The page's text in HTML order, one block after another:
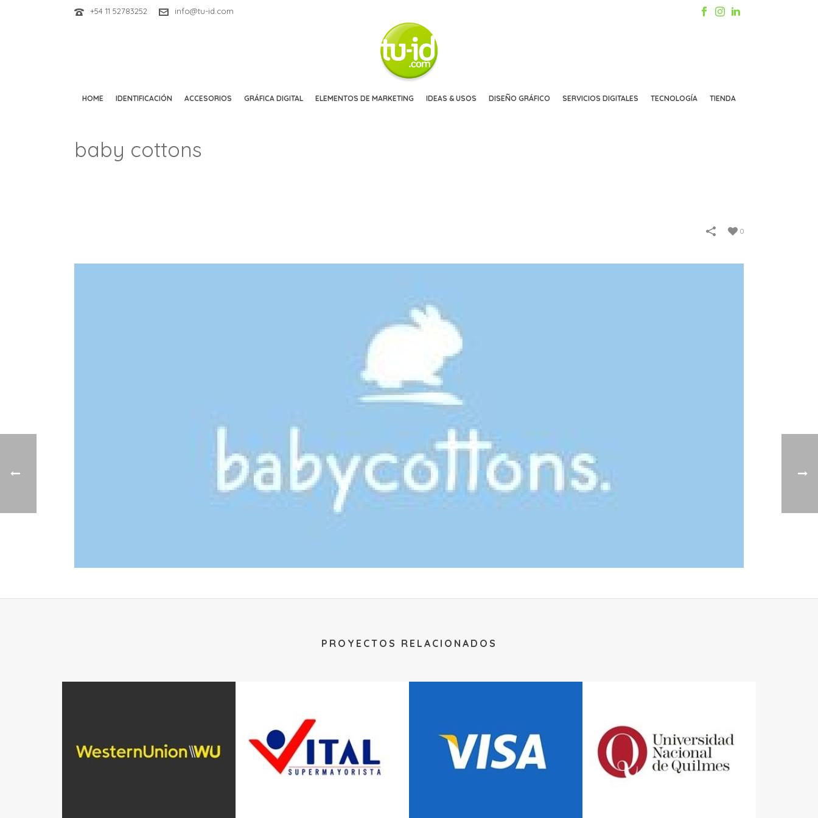
+54 11 52783252 info@tu-id.com
HOME IDENTIFICACIÓN ACCESORIOS GRÁFICA DIGITAL ELEMENTOS DE MARKETING IDEAS & USOS DISEÑO GRÁFICO SERVICIOS DIGITALES TECNOLOGÍA TIENDA
baby cottons
0
PROYECTOS RELACIONADOS